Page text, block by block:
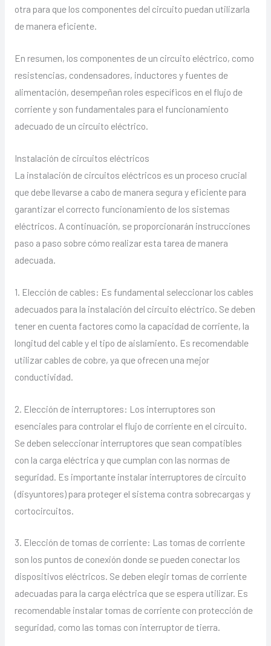
otra para que los componentes del circuito puedan utilizarla
de manera eficiente.
En resumen, los componentes de un circuito eléctrico, como
resistencias, condensadores, inductores y fuentes de
alimentación, desempeñan roles específicos en el flujo de
corriente y son fundamentales para el funcionamiento
adecuado de un circuito eléctrico.
Instalación de circuitos eléctricos
La instalación de circuitos eléctricos es un proceso crucial
que debe llevarse a cabo de manera segura y eficiente para
garantizar el correcto funcionamiento de los sistemas
eléctricos. A continuación, se proporcionarán instrucciones
paso a paso sobre cómo realizar esta tarea de manera
adecuada.
1. Elección de cables: Es fundamental seleccionar los cables
adecuados para la instalación del circuito eléctrico. Se deben
tener en cuenta factores como la capacidad de corriente, la
longitud del cable y el tipo de aislamiento. Es recomendable
utilizar cables de cobre, ya que ofrecen una mejor
conductividad.
2. Elección de interruptores: Los interruptores son
esenciales para controlar el flujo de corriente en el circuito.
Se deben seleccionar interruptores que sean compatibles
con la carga eléctrica y que cumplan con las normas de
seguridad. Es importante instalar interruptores de circuito
(disyuntores) para proteger el sistema contra sobrecargas y
cortocircuitos.
3. Elección de tomas de corriente: Las tomas de corriente
son los puntos de conexión donde se pueden conectar los
dispositivos eléctricos. Se deben elegir tomas de corriente
adecuadas para la carga eléctrica que se espera utilizar. Es
recomendable instalar tomas de corriente con protección de
seguridad, como las tomas con interruptor de tierra.